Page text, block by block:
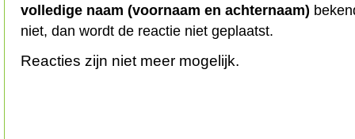
volledige naam (voornaam en achternaam)
niet, dan wordt de reactie niet geplaatst.
Reacties zijn niet meer mogelijk.